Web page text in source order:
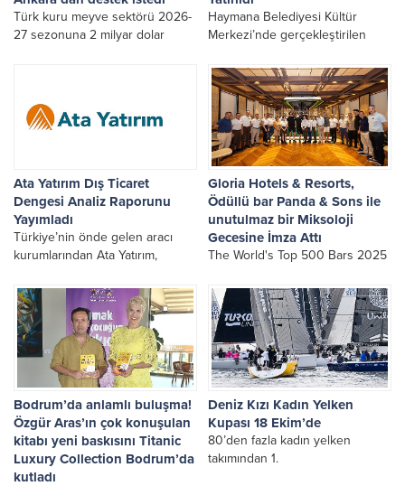
Türk kuru meyve sektörü 2026-
27 sezonuna 2 milyar dolar
Haymana Belediyesi Kültür
Merkezi’nde gerçekleştirilen
toplantısında; ilçede yapımı
devam eden projeler ile hayata
geçirilmesi planlanan yeni
yatırımlar, ulaşımdan turizme,
sanayiden kırsal kalkınmaya
kadar tüm yönleriyle ele alındı.
Ata Yatırım Dış Ticaret
Dengesi Analiz Raporunu
Yayımladı
Türkiye’nin önde gelen aracı
kurumlarından Ata Yatırım,
araştırma raporları ve analizlerle
Türkiye ekonomisinin ve
piyasaların nabzını tutmaya,
yatırımcılar için önem taşıyan
gelişmeleri kapsamlı analizlerle
değerlendirmeye devam ediyor.
Gloria Hotels & Resorts,
Ödüllü bar Panda & Sons ile
unutulmaz bir Miksoloji
Gecesine İmza Attı
The World's Top 500 Bars 2025
dünyanın bir numaralı barı
seçilen Edinburgh merkezli
Panda & Sons, Gloria Serenity
Resort'ta misafirler ile buluştu.
Bodrum’da anlamlı buluşma!
Özgür Aras’ın çok konuşulan
kitabı yeni baskısını Titanic
Luxury Collection Bodrum’da
kutladı
Deniz Kızı Kadın Yelken
Kupası 18 Ekim’de
80’den fazla kadın yelken
takımından 1.